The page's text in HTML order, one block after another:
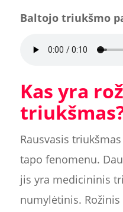
Baltojo triukšmo
Kas yra
Rausvasis
tapo fenomenu.
jis yra medicininis
numylėtinis.